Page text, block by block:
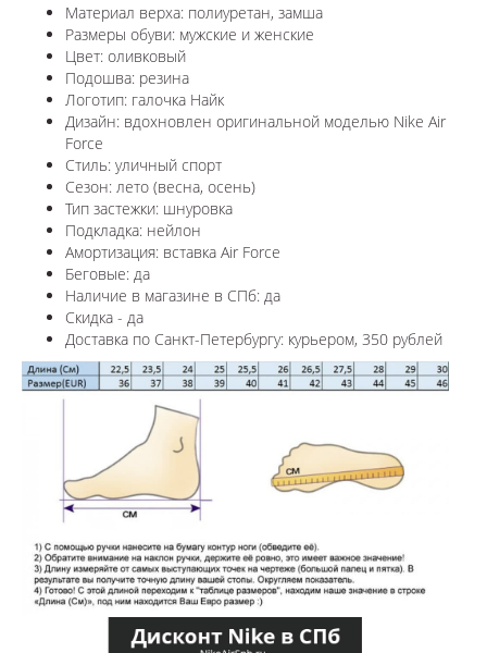
Материал верха: полиуретан, замша
Размеры обуви: мужские и женские
Цвет: оливковый
Подошва: резина
Логотип: галочка Найк
Дизайн: вдохновлен оригинальной моделью Nike Air
Force
Стиль: уличный спорт
Сезон: лето (весна, осень)
Тип застежки: шнуровка
Подкладка: нейлон
Амортизация: вставка Air Force
Беговые: да
Наличие в магазине в СПб: да
Скидка - да
Доставка по Санкт-Петербургу: курьером, 350 рублей